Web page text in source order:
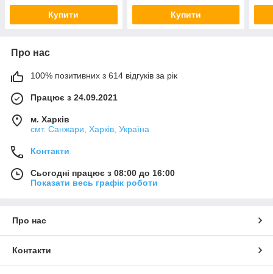
Купити Купити
Про нас
100% позитивних з 614 відгуків за рік
Працює з 24.09.2021
м. Харків
смт. Санжари, Харків, Україна
Контакти
Сьогодні працює з 08:00 до 16:00
Показати весь графік роботи
Про нас
Контакти